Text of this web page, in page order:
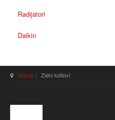
Radijatori
Daikin
Home Zidni kotlovi